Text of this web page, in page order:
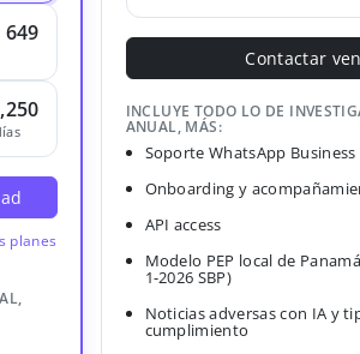
649
planes
Contactar
INCLUYE TODO LO DE
ANUAL, MÁS:
Soporte WhatsApp Business
Onboarding y
API access
Modelo PEP local de
1-2026 SBP)
Noticias adversas con IA y
cumplimiento